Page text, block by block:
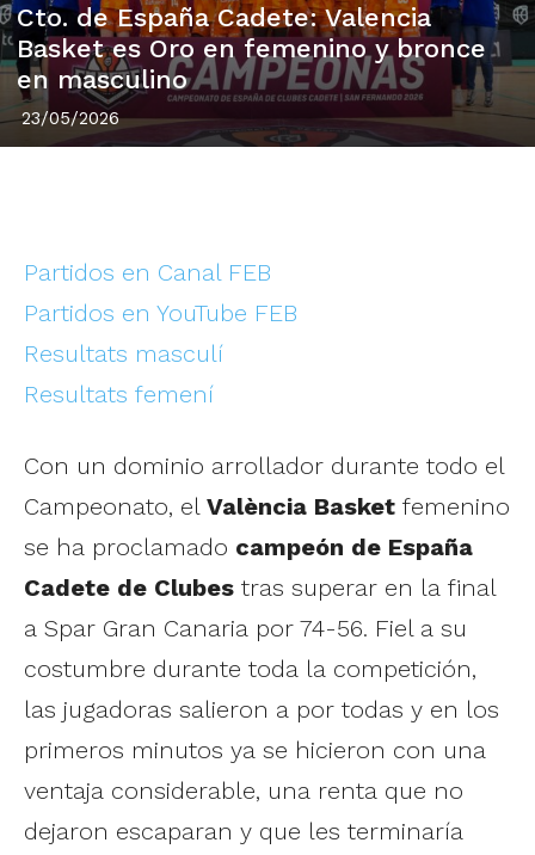
Cto. de España Cadete: Valencia
Basket es Oro en femenino y bronce
en masculino
23/05/2026
Partidos en Canal FEB
Partidos en YouTube FEB
Resultats masculí
Resultats femení
Con un dominio arrollador durante todo el
Campeonato, el València Basket femenino
se ha proclamado campeón de España
Cadete de Clubes tras superar en la final
a Spar Gran Canaria por 74-56. Fiel a su
costumbre durante toda la competición,
las jugadoras salieron a por todas y en los
primeros minutos ya se hicieron con una
ventaja considerable, una renta que no
dejaron escaparan y que les terminaría